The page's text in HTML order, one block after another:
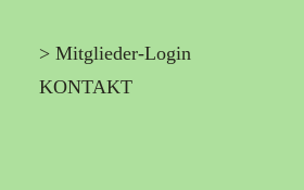
> Mitglieder-Login
KONTAKT